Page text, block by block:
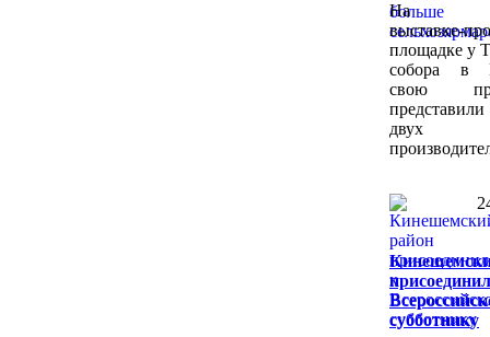
На
выставке-
площадке у
собора в
свою
двух
субботнику